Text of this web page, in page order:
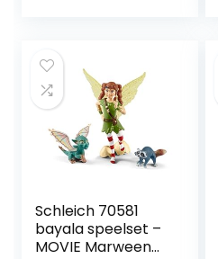
Schleich 70581
bayala speelset –
MOVIE Marween